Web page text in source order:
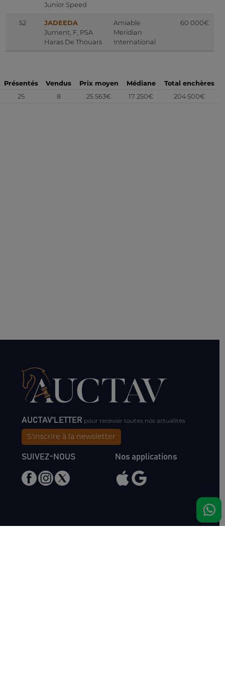
Junior Speed
52
JADEEDA
Jument, F, PSA
Haras De Thouars
Amiable
Meridian
International
60 000€
Présentés Vendus Prix moyen Médiane
Total enchères
25
8 25 563€ 17 250€ 204 500€
AUCTAV'LETTER pour recevoir toutes nos actualités
S'inscrire à la newsletter
SUIVEZ-NOUS Nos applications